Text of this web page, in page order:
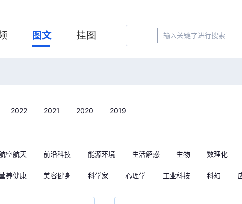
图文 挂图
2022 2021 2020 2019
空航天 前沿科技 能源环境 生活解惑 生物 数理化
养健康 美容健身 科学家 心理学 工业科技 科幻